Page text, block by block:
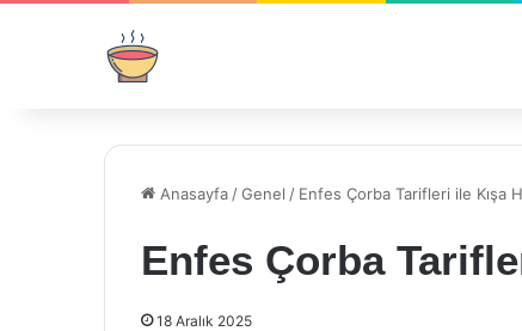
Anasayfa /Genel / Enfes Çorba Tarifleri ile Kışa
Enfes Çorba
18 Aralık 2025